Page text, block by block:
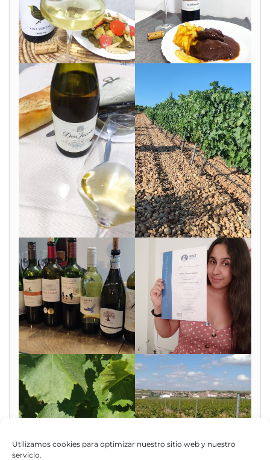
Utilizamos cookies para optimizar nuestro sitio web y nuestro
servicio.